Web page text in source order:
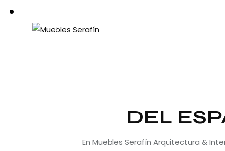
DEL
En Muebles Serafín Arquitectura &